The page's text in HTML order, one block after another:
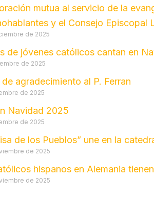
mutua al servicio de la
y el Consejo Episcopal
de 2025
de jóvenes católicos cantan en
de 2025
de agradecimiento al P. Ferran
de 2025
Navidad 2025
de 2025
de los Pueblos” une en la
de 2025
hispanos en Alemania
de 2025